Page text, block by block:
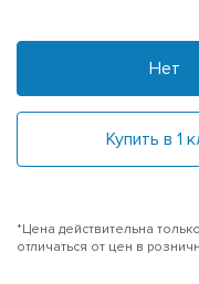
Нет
Купить в 1
*Цена действительна
отличаться от цен в